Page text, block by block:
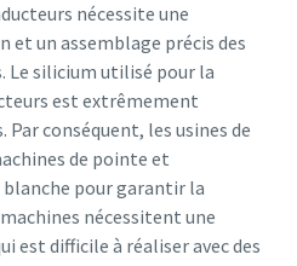
nécessite une
un assemblage précis des
Le silicium utilisé pour la
est extrêmement
conséquent, les usines de
de pointe et
pour garantir la
nécessitent une
est difficile à réaliser avec des